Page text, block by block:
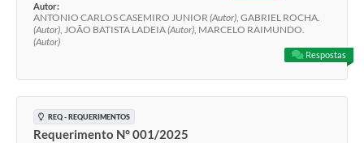
Autor:
ANTONIO CARLOS CASEMIRO JUNIOR (Autor), GABRIEL ROCHA.
(Autor), JOÃO BATISTA LADEIA(Autor), MARCELO RAIMUNDO.
(Autor)
Respostas
REQ - REQUERIMENTOS
Requerimento N° 001/2025